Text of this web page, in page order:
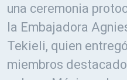
una ceremonia
la Embajadora
Tekieli, quien
miembros